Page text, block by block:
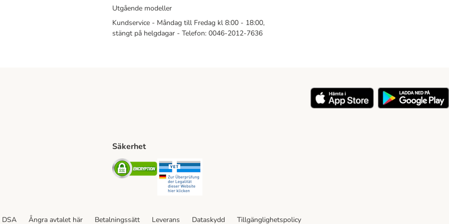
Utgående modeller
Kundservice - Måndag till Fredag kl 8:00 - 18:00,
stängt på helgdagar - Telefon: 0046-2012-7636
Method
Säkerhet
Security
DSA Ångra avtalet här Betalningssätt Leverans Dataskydd Tillgänglighetspolicy